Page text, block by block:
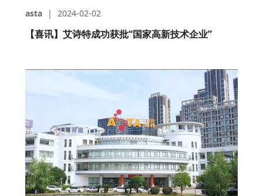
asta | 2024-02-02
【喜讯】艾诗特成功获批“国家高新技术企业”